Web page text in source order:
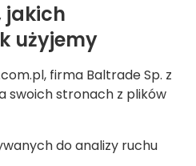
jakich
użyjemy
firma Baltrade Sp. z
swoich stronach z plików
do analizy ruchu